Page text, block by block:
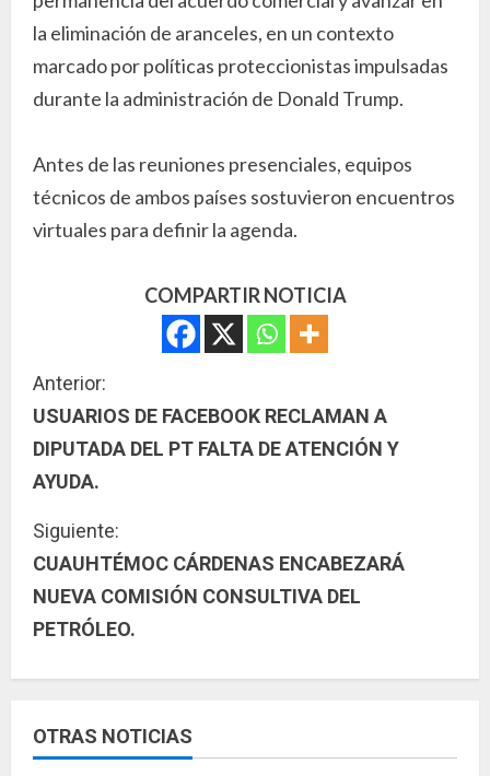
la eliminación de aranceles, en un contexto
marcado por políticas proteccionistas impulsadas
durante la administración de Donald Trump.
Antes de las reuniones presenciales, equipos
técnicos de ambos países sostuvieron encuentros
virtuales para definir la agenda.
COMPARTIR NOTICIA
S
i
g
u
e
l
e
Anterior:
USUARIOS DE FACEBOOK RECLAMAN A
DIPUTADA DEL PT FALTA DE ATENCIÓN Y
AYUDA.
Siguiente:
CUAUHTÉMOC CÁRDENAS ENCABEZARÁ
NUEVA COMISIÓN CONSULTIVA DEL
PETRÓLEO.
OTRAS NOTICIAS